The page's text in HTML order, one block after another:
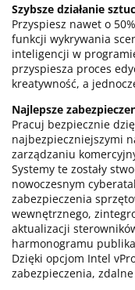
Szybsze działanie
Przyspiesz nawet o
funkcji wykrywania
inteligencji w
przyspiesza proces
kreatywność, a
Najlepsze
Pracuj bezpiecznie
najbezpieczniejszymi
zarządzaniu
Systemy te zostały
nowoczesnym
zabezpieczenia
wewnętrznego,
aktualizacji
harmonogramu
Dzięki opcjom Intel
zabezpieczenia,